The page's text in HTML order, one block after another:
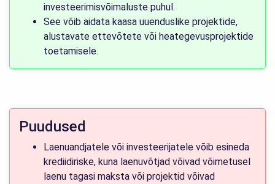
investeerimisvõimaluste puhul.
See võib aidata kaasa uuenduslike projektide,
alustavate ettevõtete või heategevusprojektide
toetamisele.
Puudused
Laenuandjatele või investeerijatele võib esineda
krediidiriske, kuna laenuvõtjad võivad võimetusel
laenu tagasi maksta või projektid võivad